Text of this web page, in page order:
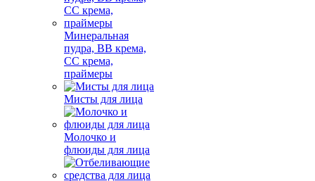
Минеральная
пудра, BB крема,
СС крема,
праймеры
Мисты для лица
Молочко и
флюиды для лица